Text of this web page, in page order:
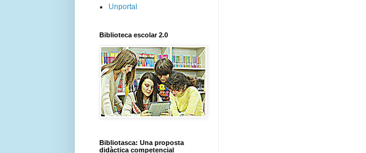
Unportal
Biblioteca escolar 2.0
Bibliotasca: Una proposta
didàctica competencial